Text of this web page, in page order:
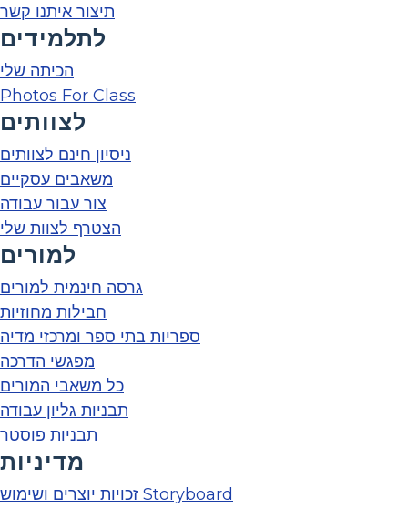
תיצור איתנו קשר
לתלמידים
הכיתה שלי
Photos For Class
לצוותים
ניסיון חינם לצוותים
משאבים עסקיים
צור עבור עבודה
הצטרף לצוות שלי
למורים
גרסה חינמית למורים
חבילות מחוזיות
ספריות בתי ספר ומרכזי מדיה
מפגשי הדרכה
כל משאבי המורים
תבניות גליון עבודה
תבניות פוסטר
מדיניות
זכויות יוצרים ושימוש Storyboard